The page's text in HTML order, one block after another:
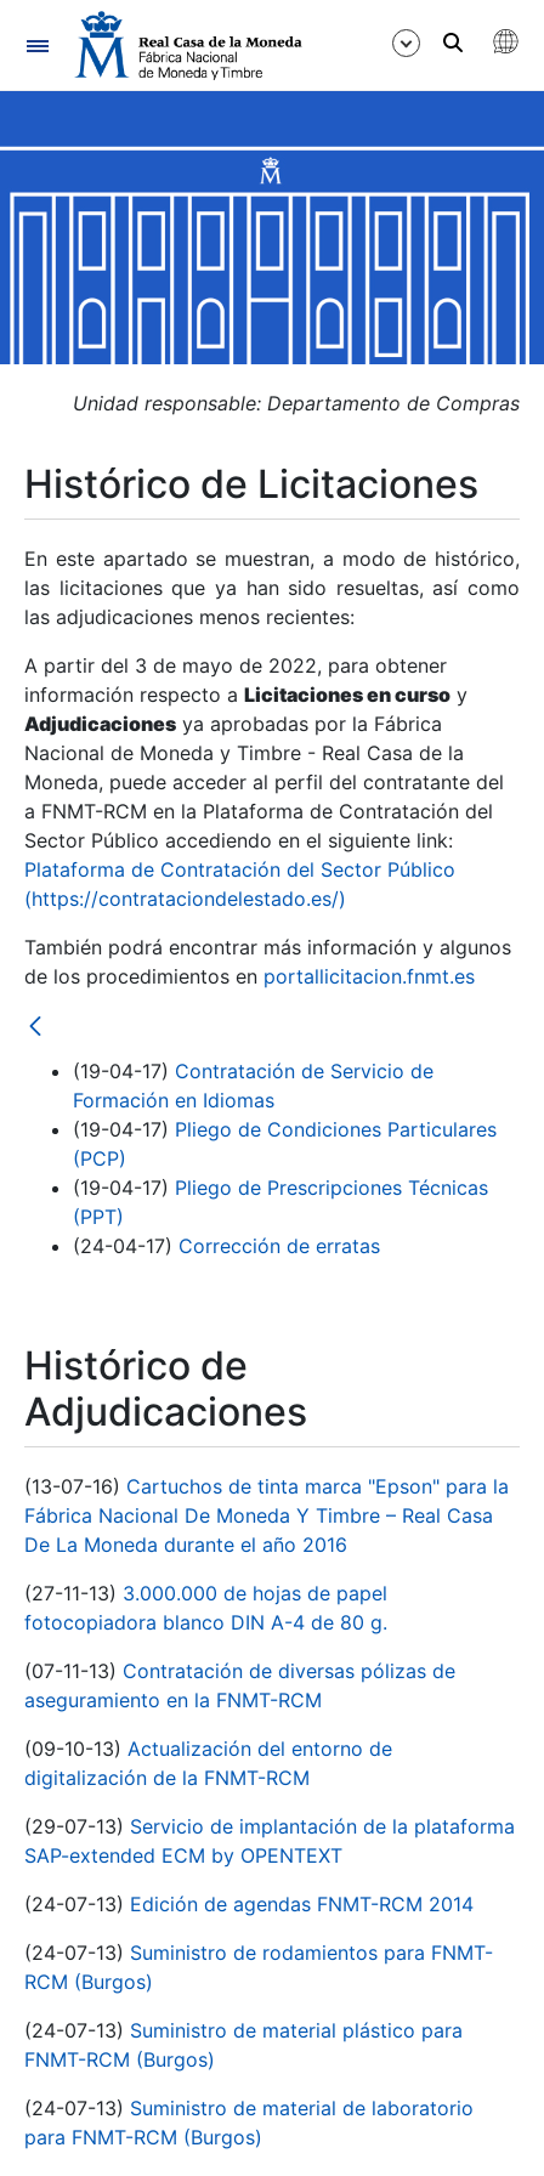
Navegación
Mostrar/Ocultar
Mostrar/Ocultar
Mostrar/Ocultar
Mostrar/Ocultar
Mostrar/Ocultar
Mostrar/Ocultar
Unidad responsable: Departamento de Compras
Histórico de Licitaciones
En este apartado se muestran, a modo de histórico,
las licitaciones que ya han sido resueltas, así como
las adjudicaciones menos recientes:
A partir del 3 de mayo de 2022, para obtener
información respecto a Licitaciones en curso y
Adjudicaciones ya aprobadas por la Fábrica
Nacional de Moneda y Timbre - Real Casa de la
Moneda, puede acceder al perfil del contratante del
a FNMT-RCM en la Plataforma de Contratación del
Sector Público accediendo en el siguiente link:
Plataforma de Contratación del Sector Público
(https://contrataciondelestado.es/)
También podrá encontrar más información y algunos
de los procedimientos en portallicitacion.fnmt.es
(19-04-17) Contratación de Servicio de
Formación en Idiomas
(19-04-17) Pliego de Condiciones Particulares
(PCP)
(19-04-17) Pliego de Prescripciones Técnicas
(PPT)
(24-04-17) Corrección de erratas
Histórico de
Adjudicaciones
(13-07-16) Cartuchos de tinta marca "Epson" para la
Fábrica Nacional De Moneda Y Timbre – Real Casa
De La Moneda durante el año 2016
(27-11-13) 3.000.000 de hojas de papel
fotocopiadora blanco DIN A-4 de 80 g.
(07-11-13) Contratación de diversas pólizas de
aseguramiento en la FNMT-RCM
(09-10-13) Actualización del entorno de
digitalización de la FNMT-RCM
(29-07-13) Servicio de implantación de la plataforma
SAP-extended ECM by OPENTEXT
(24-07-13) Edición de agendas FNMT-RCM 2014
(24-07-13) Suministro de rodamientos para FNMT-
RCM (Burgos)
(24-07-13) Suministro de material plástico para
FNMT-RCM (Burgos)
(24-07-13) Suministro de material de laboratorio
para FNMT-RCM (Burgos)